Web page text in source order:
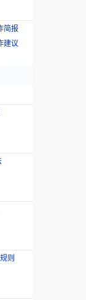
简报
建议
则